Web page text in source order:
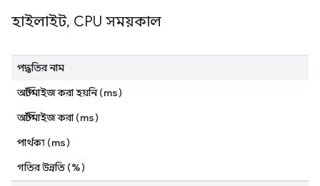
হাইলাইট, CPU সময়কাল
পদ্ধতির নাম
অপ্টিমাইজ করা হয়নি (ms)
অপ্টিমাইজ করা (ms)
পার্থক্য (ms)
গতির উন্নতি (%)